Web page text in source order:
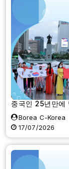
중국인 25년만에
Borea C-Korea
17/07/2026